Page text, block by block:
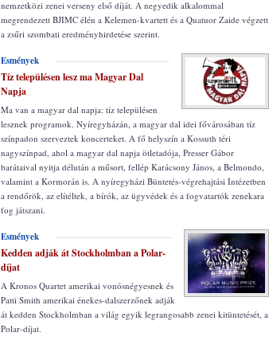
nemzetközi zenei verseny első díját. A negyedik alkalommal
megrendezett BJIMC élén a Kelemen-kvartett és a Quatuor Zaide végzett
a zsűri szombati eredményhirdetése szerint.
Esmények
Tíz településen lesz ma Magyar Dal
Napja
Ma van a magyar dal napja: tíz településen
lesznek programok. Nyíregyházán, a magyar dal idei fővárosában tíz
színpadon szerveztek koncerteket. A fő helyszín a Kossuth téri
nagyszínpad, ahol a magyar dal napja ötletadója, Presser Gábor
barátaival nyitja délután a műsort, fellép Karácsony János, a Belmondo,
valamint a Kormorán is. A nyíregyházi Büntetés-végrehajtási Intézetben
a rendőrök, az elítéltek, a bírók, az ügyvédek és a fogvatartók zenekara
fog játszani.
Esmények
Kedden adják át Stockholmban a Polar-
díjat
A Kronos Quartet amerikai vonósnégyesnek és
Patti Smith amerikai énekes-dalszerzőnek adják
át kedden Stockholmban a világ egyik legrangosabb zenei kitüntetését, a
Polar-díjat.